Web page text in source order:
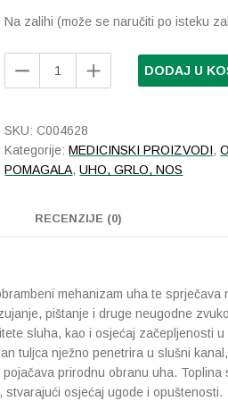
Na zalihi (može se naručiti po isteku
DODAJ U
SKU:C004628
Kategorije:MEDICINSKI PROIZVODI,
POMAGALA,UHO, GRLO, NOS
RECENZIJE (0)
mehanizam uha te sprječava
pištanje i druge neugodne
sluha, kao i osjećaj začepljenosti u
tuljca nježno penetrira u slušni
prirodnu obranu uha. Toplina
osjećaj ugode i opuštenosti.